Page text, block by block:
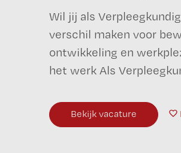
Wil jij als
verschil maken voor
ontwikkeling en
het werk Als
Bekijk vacature